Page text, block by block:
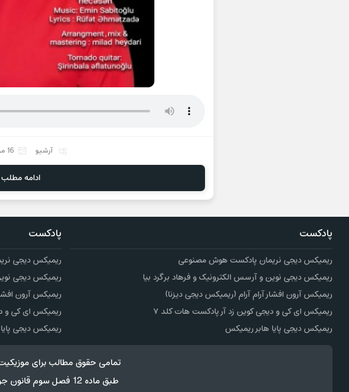
آرشیو 16 مرداد 1401
ادامه مطلب
پادکست
ریمیکس دیجی نریمان پادکست هوش مصنوعی
ریمیکس دیجی نوین و آرسس الکترونیک و فرهاد برگرد بیا
ریمیکس آرون افشار آرام آرام (ریمیکس دیجی دیزنا)
ریمیکس ای کی و دیجی کوین زد آر پادکست هات کلد ۷
ریمیکس دیجی پایا هابر ریمیکس
پادکست
ریمیکس دیجی
ریمیکس دیجی
ریمیکس آرون
ریمیکس ای کی و
ریمیکس دیجی
تمامی حقوق مطالب برای
طبق ماده 12 فصل سوم قانون جرائم رایانه ای کپی برداری از قالب و محتوا پیگرد قانونی خواهد داشت.